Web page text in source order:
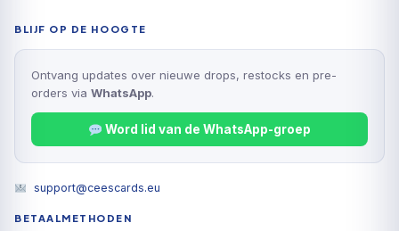
BLIJF OP DE HOOGTE
Ontvang updates over nieuwe drops, restocks en pre-
orders via WhatsApp.
Word lid van de WhatsApp-groep
support@ceescards.eu
BETAALMETHODEN